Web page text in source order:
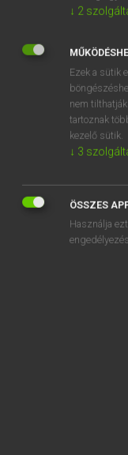
space vehicle
spacey
↓ 2
Ezek a sütik
nem
tartoznak
kezelő sütik.
↓ 3
ÖSSZES
Használja